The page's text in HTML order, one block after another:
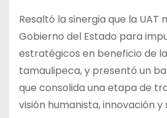
Resaltó la sinergia que la UAT
Gobierno del Estado para
estratégicos en beneficio de
tamaulipeca, y presentó un
que consolida una etapa de
visión humanista, innovación y